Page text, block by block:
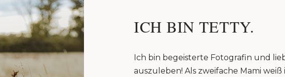
ICH BIN TETTY.
Ich bin begeisterte Fotografin und
auszuleben! Als zweifache Mami